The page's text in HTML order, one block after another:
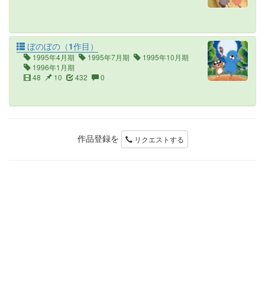
ぼのぼの（1作目）
1995年4月期 1995年7月期
1995年10月期
1996年1月期
48
10 432 0
作品登録を リクエストする